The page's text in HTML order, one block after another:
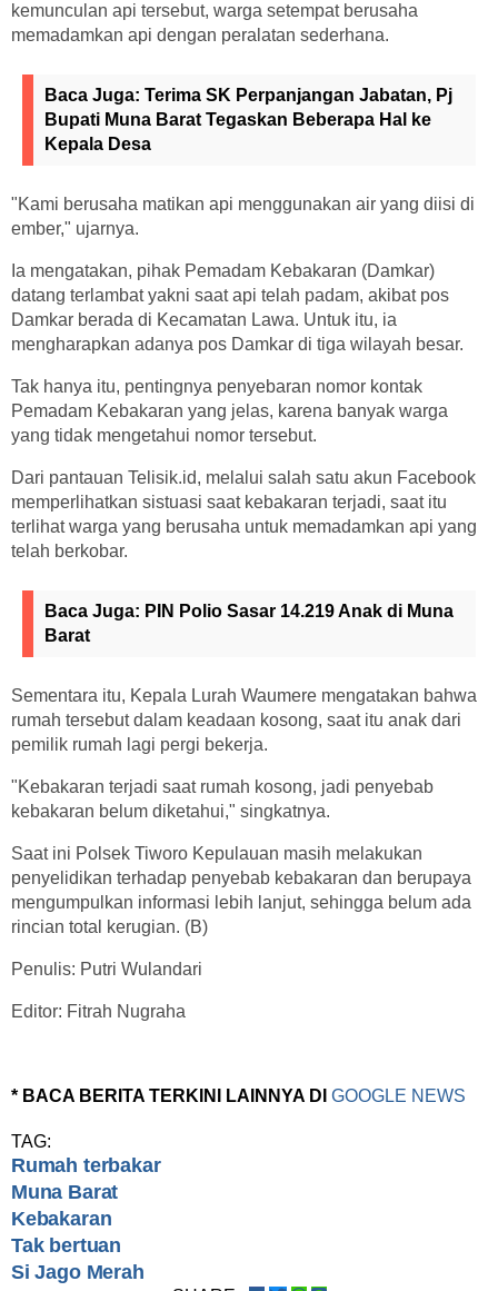
kemunculan api tersebut, warga setempat berusaha
memadamkan api dengan peralatan sederhana.
Baca Juga: Terima SK Perpanjangan Jabatan, Pj
Bupati Muna Barat Tegaskan Beberapa Hal ke
Kepala Desa
"Kami berusaha matikan api menggunakan air yang diisi di
ember," ujarnya.
Ia mengatakan, pihak Pemadam Kebakaran (Damkar)
datang terlambat yakni saat api telah padam, akibat pos
Damkar berada di Kecamatan Lawa. Untuk itu, ia
mengharapkan adanya pos Damkar di tiga wilayah besar.
Tak hanya itu, pentingnya penyebaran nomor kontak
Pemadam Kebakaran yang jelas, karena banyak warga
yang tidak mengetahui nomor tersebut.
Dari pantauan Telisik.id, melalui salah satu akun Facebook
memperlihatkan sistuasi saat kebakaran terjadi, saat itu
terlihat warga yang berusaha untuk memadamkan api yang
telah berkobar.
Baca Juga: PIN Polio Sasar 14.219 Anak di Muna
Barat
Sementara itu, Kepala Lurah Waumere mengatakan bahwa
rumah tersebut dalam keadaan kosong, saat itu anak dari
pemilik rumah lagi pergi bekerja.
"Kebakaran terjadi saat rumah kosong, jadi penyebab
kebakaran belum diketahui," singkatnya.
Saat ini Polsek Tiworo Kepulauan masih melakukan
penyelidikan terhadap penyebab kebakaran dan berupaya
mengumpulkan informasi lebih lanjut, sehingga belum ada
rincian total kerugian. (B)
Penulis: Putri Wulandari
Editor: Fitrah Nugraha
* BACA BERITA TERKINI LAINNYA DI GOOGLE NEWS
TAG:
Rumah terbakar
Muna Barat
Kebakaran
Tak bertuan
Si Jago Merah